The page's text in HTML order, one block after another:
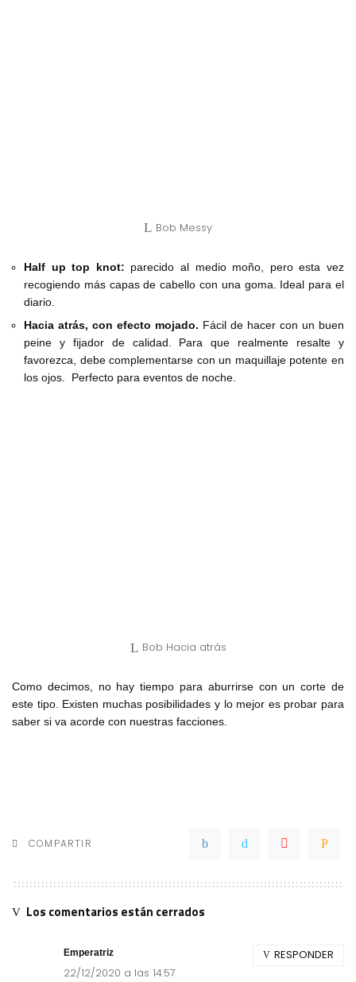
Bob Messy
Half up top knot: parecido al medio moño, pero esta vez
recogiendo más capas de cabello con una goma. Ideal para el
diario.
Hacia atrás, con efecto mojado. Fácil de hacer con un buen
peine y fijador de calidad. Para que realmente resalte y
favorezca, debe complementarse con un maquillaje potente en
los ojos. Perfecto para eventos de noche.
Bob Hacia atrás
Como decimos, no hay tiempo para aburrirse con un corte de
este tipo. Existen muchas posibilidades y lo mejor es probar para
saber si va acorde con nuestras facciones.
COMPARTIR
Los comentarios están cerrados
Emperatriz
22/12/2020 a las 14:57
RESPONDER